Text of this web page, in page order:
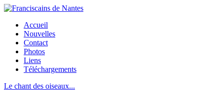
Accueil
Nouvelles
Contact
Photos
Liens
Téléchargements
Le chant des oiseaux...